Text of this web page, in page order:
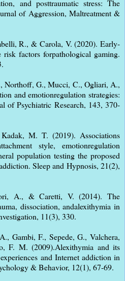
and posttraumatic stress: The
of Aggression, Maltreatment &
R., & Carola, V. (2020). Early-
factors forpathological gaming.
Northoff, G., Mucci, C., Ogliari, A.,
and emotionregulation strategies:
of Psychiatric Research, 143, 370-
M. T. (2019). Associations
style, emotionregulation
population testing the proposed
Sleep and Hypnosis, 21(2),
A., & Caretti, V. (2014). The
dissociation, andalexithymia in
11(3), 330.
Gambi, F., Sepede, G., Valchera,
F. M. (2009).Alexithymia and its
and Internet addiction in
& Behavior, 12(1), 67-69.